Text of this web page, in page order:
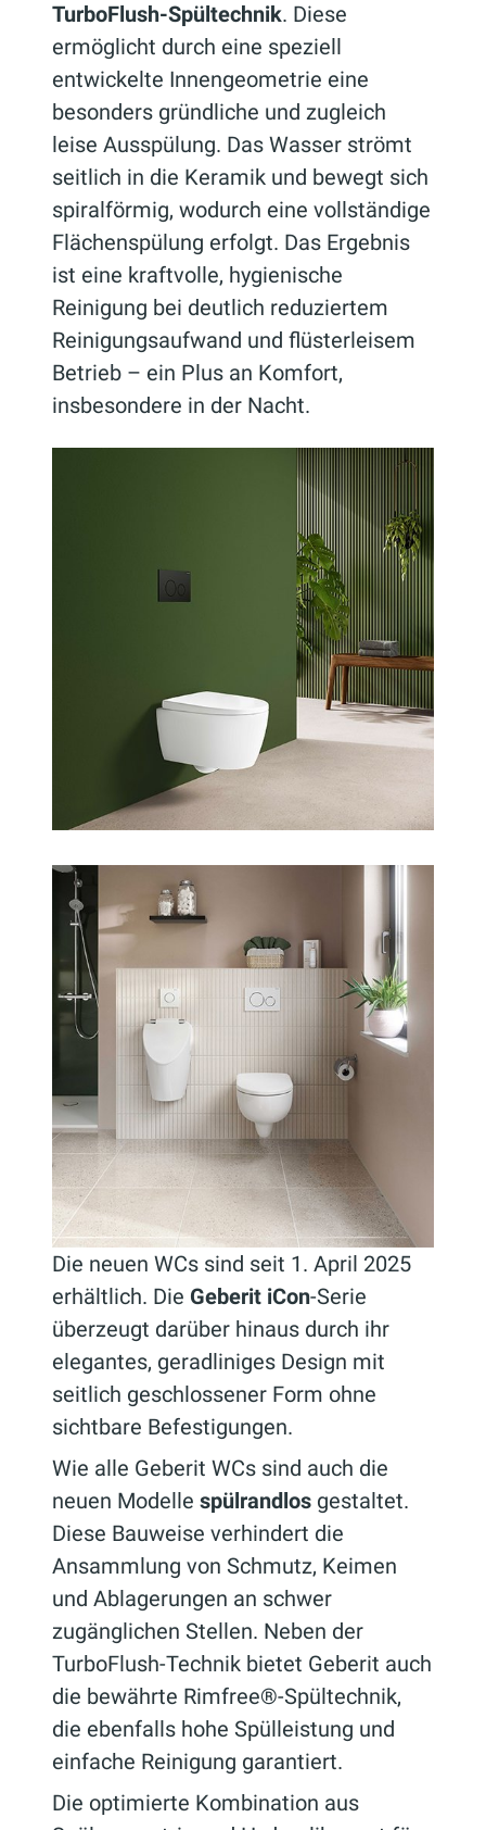
TurboFlush-Spültechnik. Diese
ermöglicht durch eine speziell
entwickelte Innengeometrie eine
besonders gründliche und zugleich
leise Ausspülung. Das Wasser strömt
seitlich in die Keramik und bewegt sich
spiralförmig, wodurch eine vollständige
Flächenspülung erfolgt. Das Ergebnis
ist eine kraftvolle, hygienische
Reinigung bei deutlich reduziertem
Reinigungsaufwand und flüsterleisem
Betrieb – ein Plus an Komfort,
insbesondere in der Nacht.
Die neuen WCs sind seit 1. April 2025
erhältlich. Die Geberit iCon-Serie
überzeugt darüber hinaus durch ihr
elegantes, geradliniges Design mit
seitlich geschlossener Form ohne
sichtbare Befestigungen.
Wie alle Geberit WCs sind auch die
neuen Modelle spülrandlos gestaltet.
Diese Bauweise verhindert die
Ansammlung von Schmutz, Keimen
und Ablagerungen an schwer
zugänglichen Stellen. Neben der
TurboFlush-Technik bietet Geberit auch
die bewährte Rimfree®-Spültechnik,
die ebenfalls hohe Spülleistung und
einfache Reinigung garantiert.
Die optimierte Kombination aus